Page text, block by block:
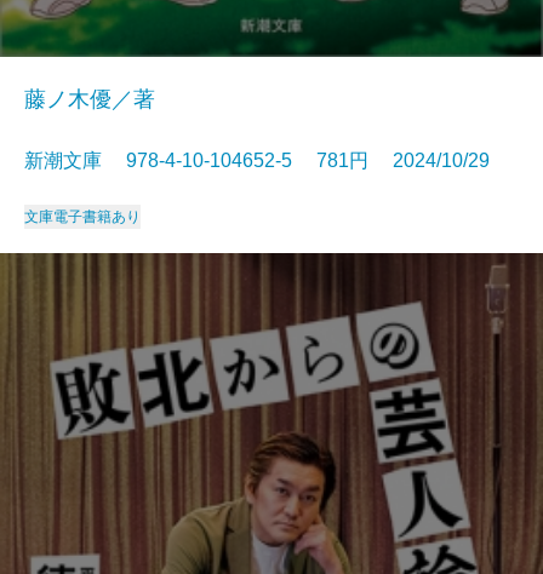
藤ノ木優／著
新潮文庫 978-4-10-104652-5 781円 2024/10/29
文庫電子書籍あり